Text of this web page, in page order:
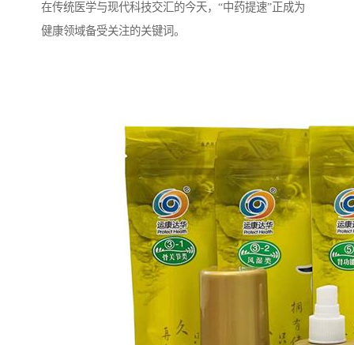
在传统医学与现代科技交汇的今天，“中药提速”正成为
健康领域备受关注的关键词。